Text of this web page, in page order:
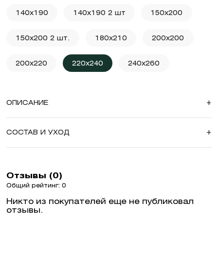
140x190 140x190 2 шт 150x200
150x200 2 шт. 180x210 200x200
200x220 220x240 240x260
ОПИСАНИЕ +
СОСТАВ И УХОД +
Отзывы (0)
Общий рейтинг: 0
Никто из покупателей еще не публиковал
отзывы.